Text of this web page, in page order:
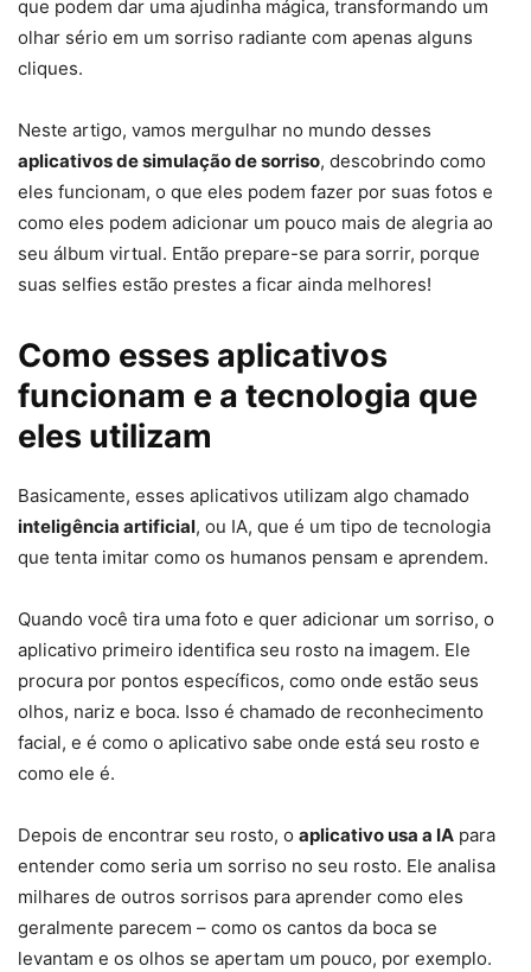
que podem dar uma ajudinha mágica, transformando um
olhar sério em um sorriso radiante com apenas alguns
cliques.
Neste artigo, vamos mergulhar no mundo desses
aplicativos de simulação de sorriso, descobrindo como
eles funcionam, o que eles podem fazer por suas fotos e
como eles podem adicionar um pouco mais de alegria ao
seu álbum virtual. Então prepare-se para sorrir, porque
suas selfies estão prestes a ficar ainda melhores!
Como esses aplicativos
funcionam e a tecnologia que
eles utilizam
Basicamente, esses aplicativos utilizam algo chamado
inteligência artificial, ou IA, que é um tipo de tecnologia
que tenta imitar como os humanos pensam e aprendem.
Quando você tira uma foto e quer adicionar um sorriso, o
aplicativo primeiro identifica seu rosto na imagem. Ele
procura por pontos específicos, como onde estão seus
olhos, nariz e boca. Isso é chamado de reconhecimento
facial, e é como o aplicativo sabe onde está seu rosto e
como ele é.
Depois de encontrar seu rosto, o aplicativo usa a IA para
entender como seria um sorriso no seu rosto. Ele analisa
milhares de outros sorrisos para aprender como eles
geralmente parecem – como os cantos da boca se
levantam e os olhos se apertam um pouco, por exemplo.